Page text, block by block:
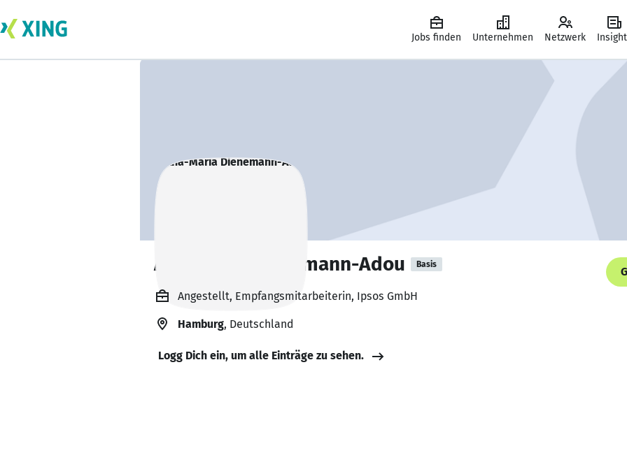
Jobs finden Unternehmen Netzwerk
Ana-Maria Dienemann-Adou Basis
Angestellt, Empfangsmitarbeiterin, Ipsos GmbH
Hamburg, Deutschland
Logg Dich ein, um alle Einträge zu sehen.